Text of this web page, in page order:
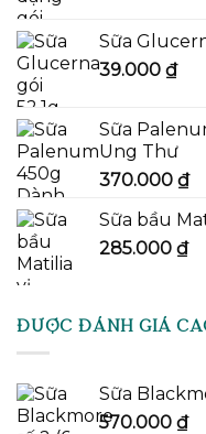
Sữa
39.000 ₫
Sữa
Ung Thư
370.000 ₫
Sữa bầu
285.000 ₫
ĐƯỢC ĐÁNH GIÁ
Sữa
570.000 ₫